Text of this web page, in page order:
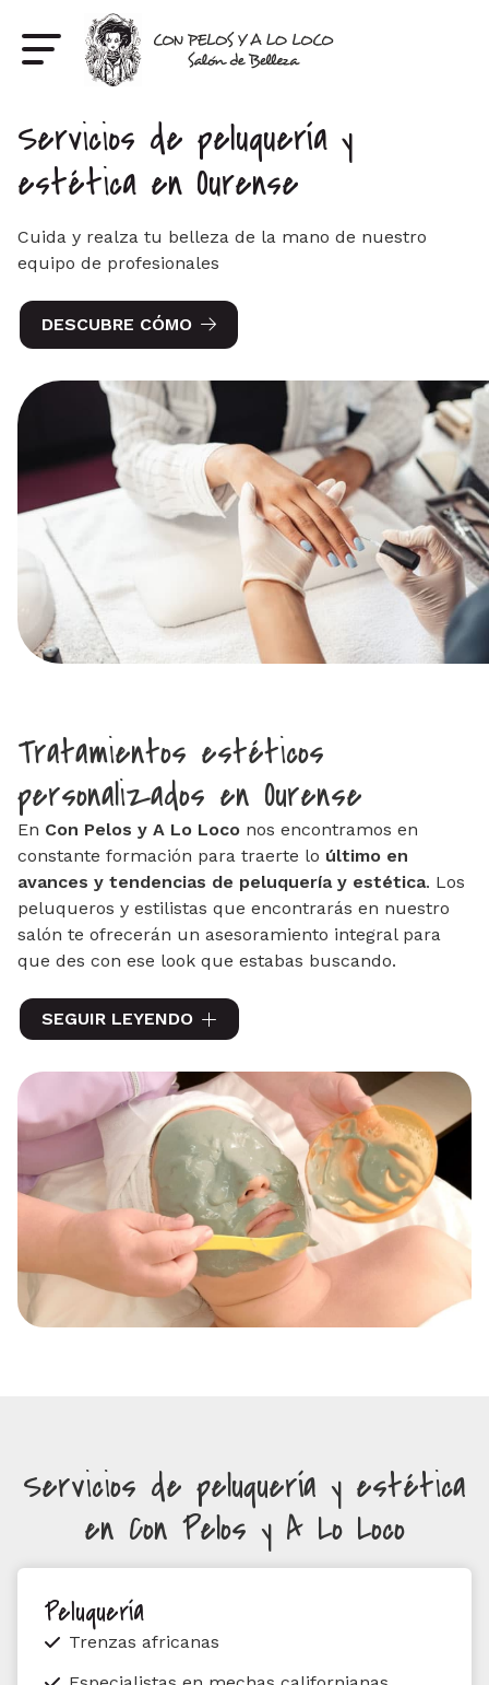
Servicios de peluquería y
estética en Ourense
Cuida y realza tu belleza de la mano de nuestro
equipo de profesionales
DESCUBRE CÓMO
Tratamientos estéticos
personalizados en Ourense
En Con Pelos y A Lo Loco nos encontramos en
constante formación para traerte lo último en
avances y tendencias de peluquería y estética. Los
peluqueros y estilistas que encontrarás en nuestro
salón te ofrecerán un asesoramiento integral para
que des con ese look que estabas buscando.
Contamos un amplio abanico de servicios de
peluquería y estética, incorporando packs especiales
corporales y faciales, reafirmantes y anticelulitis,
como elRollaction System.
SEGUIR LEYENDO
Servicios de peluquería y estética
en Con Pelos y A Lo Loco
Peluquería
Trenzas africanas